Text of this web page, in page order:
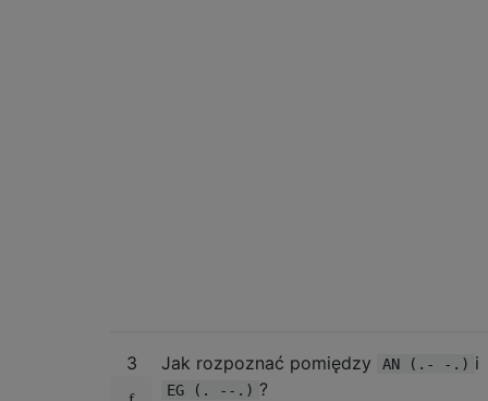
3 Jak rozpoznać pomiędzy AN (.- -.) i
EG (. --.) ?